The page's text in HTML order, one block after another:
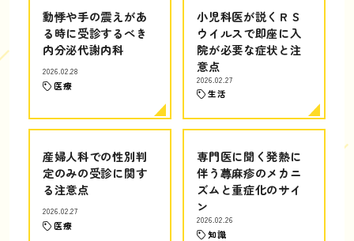
動悸や手の震えがあ
る時に受診するべき
内分泌代謝内科
2026.02.28
医療
小児科医が説くＲＳ
ウイルスで即座に入
院が必要な症状と注
意点
2026.02.27
生活
産婦人科での性別判
定のみの受診に関す
る注意点
2026.02.27
医療
専門医に聞く発熱に
伴う蕁麻疹のメカニ
ズムと重症化のサイ
ン
2026.02.26
知識